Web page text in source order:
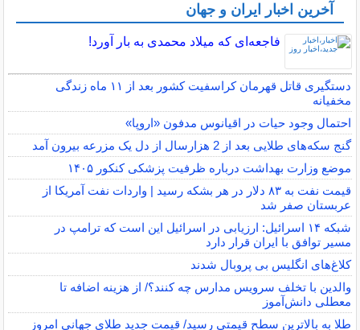
آخرین اخبار ایران و جهان
فاجعه‌ای که میلاد محمدی به بار آورد!
دستگیری قاتل قهرمان کراسفیت کشور بعد از ۱۱ ماه زندگی
مخفیانه
احتمال وجود حیات در اقیانوس مدفون «اروپا»
گنج سکه‌های طلایی بعد از 2 هزارسال از دل یک مزرعه بیرون آمد
موضع وزارت بهداشت درباره ظرفیت پزشکی کنکور ۱۴۰۵
قیمت نفت به ۸۳ دلار در هر بشکه رسید | واردات نفت آمریکا از
عربستان صفر شد
شبکه ۱۴ اسرائیل: ارزیابی در اسرائیل این است که ترامپ در
مسیر توافق با ایران قرار دارد
کلاغ‌های انگلیس بی پروبال شدند
والدین با تخلف سرویس مدارس چه کنند؟/ از هزینه اضافه تا
معطلی دانش‌آموز
طلا به بالاترین سطح قیمتی رسید/ قیمت جدید طلای جهانی امروز